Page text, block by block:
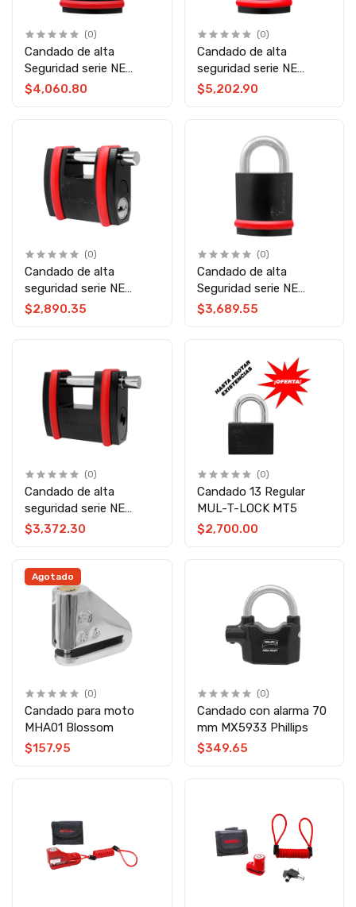
(0)
Candado de alta
Seguridad serie NE
grado 5 NE12L Mul-T-
$4,060.80
(0)
Candado de alta
seguridad serie NE
grado 4 NE10H Mul-T-
$5,202.90
(0)
Candado de alta
seguridad serie NE
grado 3 SBNE10 Mul-T-
$2,890.35
(0)
Candado de alta
Seguridad serie NE
grado 4 NE10L Mul-T-
$3,689.55
(0)
Candado de alta
seguridad serie NE
grado 5 SBNE12 Mul-T-
$3,372.30
(0)
Candado 13 Regular
MUL-T-LOCK MT5
$2,700.00
Agotado
(0)
Candado para moto
MHA01 Blossom
$157.95
(0)
Candado con alarma 70
mm MX5933 Phillips
$349.65